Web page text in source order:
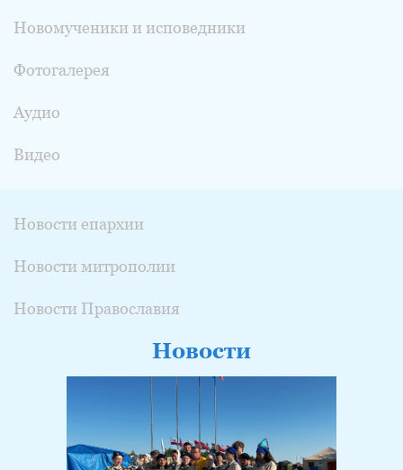
Новомученики и исповедники
Фотогалерея
Аудио
Видео
Новости епархии
Новости митрополии
Новости Православия
Новости